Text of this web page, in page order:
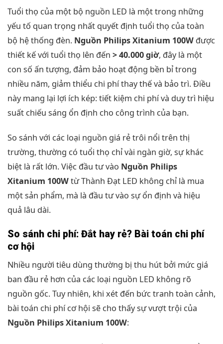
Tuổi thọ của một bộ nguồn LED là một trong những
yếu tố quan trọng nhất quyết định tuổi thọ của toàn
bộ hệ thống đèn. Nguồn Philips Xitanium 100W được
thiết kế với tuổi thọ lên đến > 40.000 giờ, đây là một
con số ấn tượng, đảm bảo hoạt động bền bỉ trong
nhiều năm, giảm thiểu chi phí thay thế và bảo trì. Điều
này mang lại lợi ích kép: tiết kiệm chi phí và duy trì hiệu
suất chiếu sáng ổn định cho công trình của bạn.
So sánh với các loại nguồn giá rẻ trôi nổi trên thị
trường, thường có tuổi thọ chỉ vài ngàn giờ, sự khác
biệt là rất lớn. Việc đầu tư vào Nguồn Philips
Xitanium 100Wtừ Thành Đạt LED không chỉ là mua
một sản phẩm, mà là đầu tư vào sự ổn định và hiệu
quả lâu dài.
So sánh chi phí: Đắt hay rẻ? Bài toán chi phí
cơ hội
Nhiều người tiêu dùng thường bị thu hút bởi mức giá
ban đầu rẻ hơn của các loại nguồn LED không rõ
nguồn gốc. Tuy nhiên, khi xét đến bức tranh toàn cảnh,
bài toán chi phí cơ hội sẽ cho thấy sự vượt trội của
Nguồn Philips Xitanium 100W: